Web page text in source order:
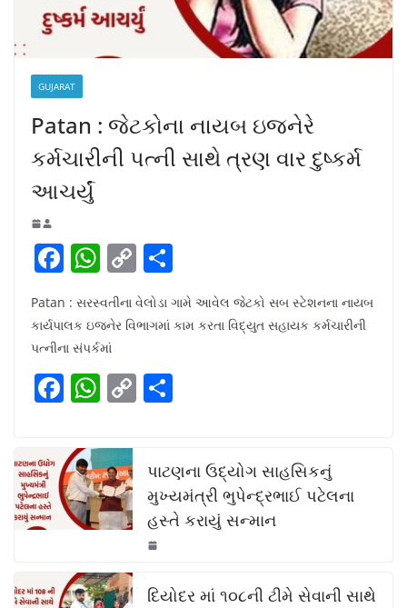
GUJARAT
Patan : જેટકોના નાયબ ઇજનેરે
કર્મચારીની પત્ની સાથે ત્રણ વાર દુષ્કર્મ
આચર્યું
F
c
e
b
o
k
W
h
at
s
A
p
C
o
p
Li
n
h
ar
Patan : સરસ્વતીના વેલોડા ગામે આવેલ જેટકો સબ સ્ટેશનના નાયબ
કાર્યપાલક ઇજનેર વિભાગમાં કામ કરતા વિદ્યુત સહાયક કર્મચારીની
પત્નીના સંપર્કમાં
F
c
e
b
o
o
k
W
at
s
A
p
p
C
y
Li
n
k
e
પાટણના ઉદ્યોગ સાહસિકનું
મુખ્યમંત્રી ભુપેન્દ્રભાઈ પટેલના
હસ્તે કરાયું સન્માન
દિયોદર માં ૧૦૮ની ટીમે સેવાની સાથે